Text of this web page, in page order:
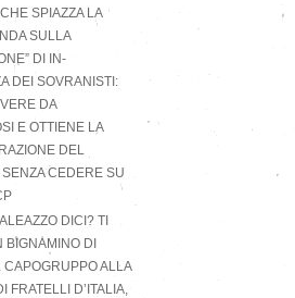
SPIAZZA LA
SULLA
DI IN-
DEI SOVRANISTI:
DA
E OTTIENE LA
DEL
SENZA CEDERE SU
DICI? TI
BIGNAMINO DI
CAPOGRUPPO ALLA
FRATELLI D’ITALIA,